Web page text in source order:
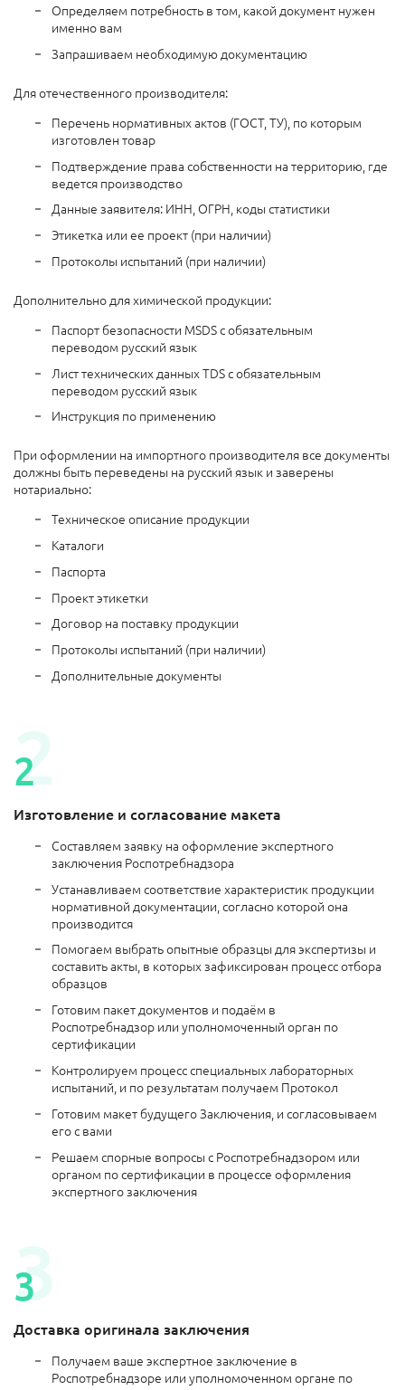
Определяем потребность в том, какой документ нужен
именно вам
Запрашиваем необходимую документацию
Для отечественного производителя:
Перечень нормативных актов (ГОСТ, ТУ), по которым
изготовлен товар
Подтверждение права собственности на территорию, где
ведется производство
Данные заявителя: ИНН, ОГРН, коды статистики
Этикетка или ее проект (при наличии)
Протоколы испытаний (при наличии)
Дополнительно для химической продукции:
Паспорт безопасности MSDS с обязательным
переводом русский язык
Лист технических данных TDS с обязательным
переводом русский язык
Инструкция по применению
При оформлении на импортного производителя все документы
должны быть переведены на русский язык и заверены
нотариально:
Техническое описание продукции
Каталоги
Паспорта
Проект этикетки
Договор на поставку продукции
Протоколы испытаний (при наличии)
Дополнительные документы
Изготовление и согласование макета
Составляем заявку на оформление экспертного
заключения Роспотребнадзора
Устанавливаем соответствие характеристик продукции
нормативной документации, согласно которой она
производится
Помогаем выбрать опытные образцы для экспертизы и
составить акты, в которых зафиксирован процесс отбора
образцов
Готовим пакет документов и подаём в
Роспотребнадзор или уполномоченный орган по
сертификации
Контролируем процесс специальных лабораторных
испытаний, и по результатам получаем Протокол
Готовим макет будущего Заключения, и согласовываем
его с вами
Решаем спорные вопросы с Роспотребнадзором или
органом по сертификации в процессе оформления
экспертного заключения
Доставка оригинала заключения
Получаем ваше экспертное заключение в
Роспотребнадзоре или уполномоченном органе по